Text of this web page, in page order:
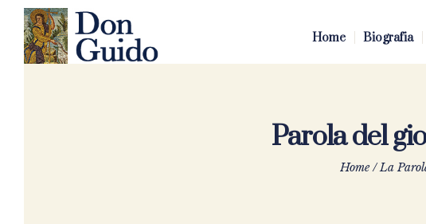
Home Biografia
Parola del
Home /La